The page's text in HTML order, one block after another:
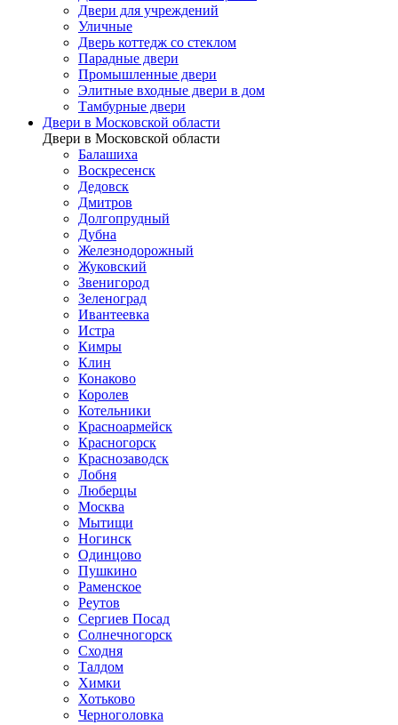
Двери для учреждений
Уличные
Дверь коттедж со стеклом
Парадные двери
Промышленные двери
Элитные входные двери в дом
Тамбурные двери
Двери в Московской области
Двери в Московской области
Балашиха
Воскресенск
Дедовск
Дмитров
Долгопрудный
Дубна
Железнодорожный
Жуковский
Звенигород
Зеленоград
Ивантеевка
Истра
Кимры
Клин
Конаково
Королев
Котельники
Красноармейск
Красногорск
Краснозаводск
Лобня
Люберцы
Москва
Мытищи
Ногинск
Одинцово
Пушкино
Раменское
Реутов
Сергиев Посад
Солнечногорск
Сходня
Талдом
Химки
Хотьково
Черноголовка